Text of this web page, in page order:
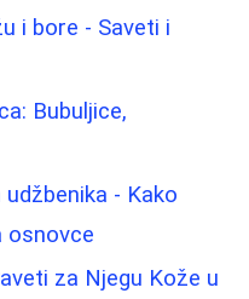
i bore - Saveti i
Bubuljice,
- Kako
osnovce
za Njegu Kože u